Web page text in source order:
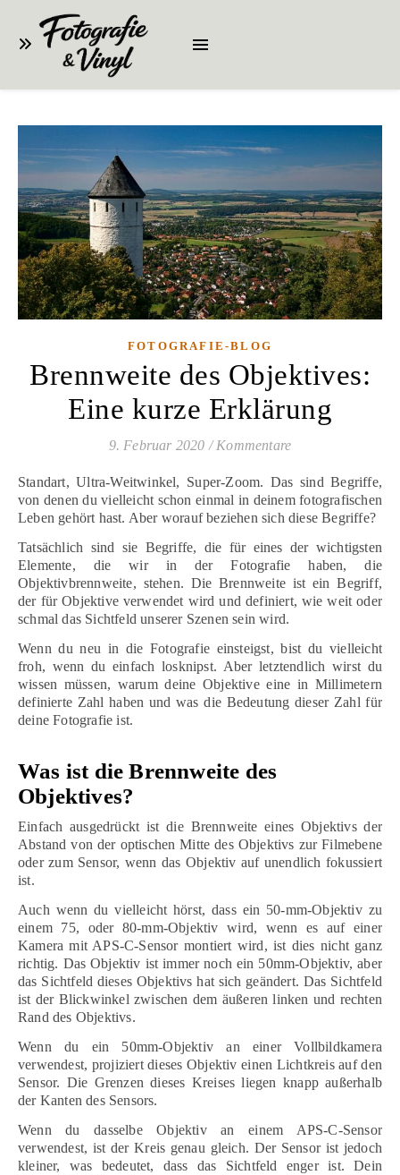
FOTOGRAFIE-BLOG
Brennweite des Objektives:
Eine kurze Erklärung
9. Februar 2020 / Kommentare
Standart, Ultra-Weitwinkel, Super-Zoom. Das sind Begriffe,
von denen du vielleicht schon einmal in deinem fotografischen
Leben gehört hast. Aber worauf beziehen sich diese Begriffe?
Tatsächlich sind sie Begriffe, die für eines der wichtigsten
Elemente, die wir in der Fotografie haben, die
Objektivbrennweite, stehen. Die Brennweite ist ein Begriff,
der für Objektive verwendet wird und definiert, wie weit oder
schmal das Sichtfeld unserer Szenen sein wird.
Wenn du neu in die Fotografie einsteigst, bist du vielleicht
froh, wenn du einfach losknipst. Aber letztendlich wirst du
wissen müssen, warum deine Objektive eine in Millimetern
definierte Zahl haben und was die Bedeutung dieser Zahl für
deine Fotografie ist.
Was ist die Brennweite des
Objektives?
Einfach ausgedrückt ist die Brennweite eines Objektivs der
Abstand von der optischen Mitte des Objektivs zur Filmebene
oder zum Sensor, wenn das Objektiv auf unendlich fokussiert
ist.
Auch wenn du vielleicht hörst, dass ein 50-mm-Objektiv zu
einem 75, oder 80-mm-Objektiv wird, wenn es auf einer
Kamera mit APS-C-Sensor montiert wird, ist dies nicht ganz
richtig. Das Objektiv ist immer noch ein 50mm-Objektiv, aber
das Sichtfeld dieses Objektivs hat sich geändert. Das Sichtfeld
ist der Blickwinkel zwischen dem äußeren linken und rechten
Rand des Objektivs.
Wenn du ein 50mm-Objektiv an einer Vollbildkamera
verwendest, projiziert dieses Objektiv einen Lichtkreis auf den
Sensor. Die Grenzen dieses Kreises liegen knapp außerhalb
der Kanten des Sensors.
Wenn du dasselbe Objektiv an einem APS-C-Sensor
verwendest, ist der Kreis genau gleich. Der Sensor ist jedoch
kleiner, was bedeutet, dass das Sichtfeld enger ist. Dein